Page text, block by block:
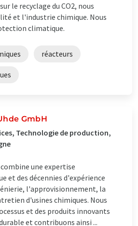
le recyclage du CO2, nous
et l'industrie chimique. Nous
climatique.
réacteurs
GmbH
Technologie de production,
une expertise
et des décennies d'expérience
l'approvisionnement, la
d'usines chimiques. Nous
et des produits innovants
et contribuons ainsi ...